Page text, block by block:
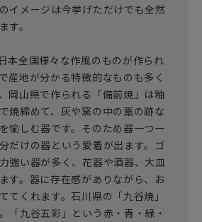
イメージは今挙げただけでも全然
す。
本全国様々な作風のものが作られ
産地が分かる特徴的なものも多く
岡山県で作られる「備前焼」は釉
焼締めて、灰や窯の中の藁の跡な
愉しむ器です。そのため器一つ一
だけの器という愛着が出ます。ゴ
強い器が多く、花器や酒器、大皿
す。器に存在感がありながら、お
てくれます。石川県の「九谷焼」
「九谷五彩」という赤・青・緑・